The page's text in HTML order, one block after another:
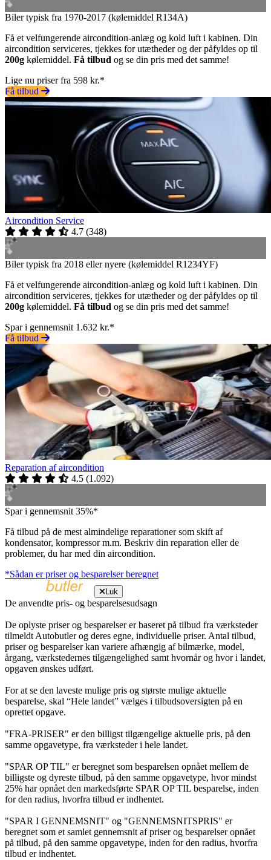
Biler typisk fra 1970-2017 (kølemiddel R134A)
Få et velfungerende aircondition-anlæg og kold luft i kabinen. Din
aircondition serviceres, tjekkes for utætheder og der påfyldes op til
200g kølemiddel. Få tilbud og se din pris med det samme!
Lige nu priser fra 598 kr.*
Få tilbud
Aircondition Service
4.7 (348)
Biler typisk fra 2018 eller nyere (kølemiddel R1234YF)
Få et velfungerende aircondition-anlæg og kold luft i kabinen. Din
aircondition serviceres, tjekkes for utætheder og der påfyldes op til
200g kølemiddel. Få tilbud og se din pris med det samme!
Spar i gennemsnit 1.632 kr.*
Få tilbud
Reparation af aircondition
4.5 (1.092)
Spar i gennemsnit 35%*
Få tilbud på de mest almindelige reparationer som skift af
kondensator, kompressor m.m. Beskriv din reparation eller de
problemer, du har med din aircondition.
*Sådan er priser og besparelser beregnet
Luk
De anvendte pris- og besparelsesudsagn
De oplyste priser og besparelser er baseret på tilbud fra værksteder
tilmeldt Autobutler og deres egne, individuelle priser. Antal tilbud,
priser og besparelser kan variere afhængig af bilmærke, model,
årgang, værkstedernes tilgængelighed samt hvornår og hvor i landet,
opgaven ønskes udført.
For at se den laveste mulige pris og største mulige aktuelle
besparelse, skal “Hele landet” vælges i tilbudsoversigten på en
oprettet opgave.
"FRA-PRISER" er den billigst tilgængelige aktuelle pris, på den
samme opgavetype, fra værksteder i hele landet.
"SPAR OP TIL" er beregnet som besparelsen opnået mellem de
billigste og dyreste tilbud, på den samme opgavetype, hvor mindst
25% har opnået den markedsførte SPAR OP TIL besparelse, inden
for den radius, hvorfra tilbud er indhentet.
"SPAR I GENNEMSNIT" og "GENNEMSNITSPRIS" er
beregnet som et samlet gennemsnit af priser og besparelser opnået
på tilbud, på den samme opgavetype, inden for den radius, hvorfra
tilbud er indhentet.